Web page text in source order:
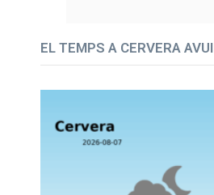
EL TEMPS A CERVERA AVUI